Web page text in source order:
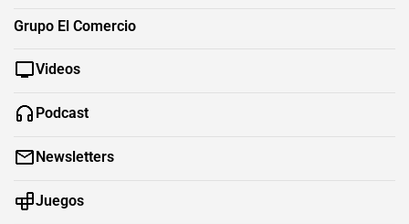
Grupo El Comercio
Videos
Podcast
Newsletters
Juegos